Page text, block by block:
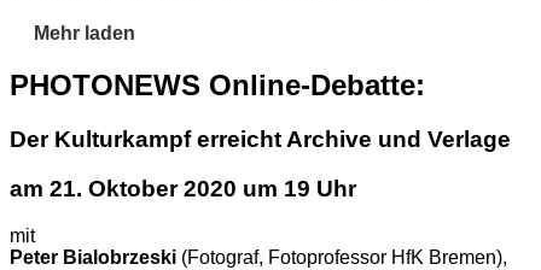
Mehr laden
PHOTONEWS Online-Debatte:
Der Kulturkampf erreicht Archive und Verlage
am 21. Oktober 2020 um 19 Uhr
mit
Peter Bialobrzeski (Fotograf, Fotoprofessor HfK Bremen),